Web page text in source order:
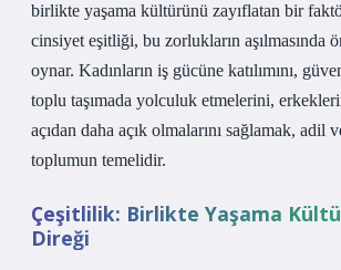
birlikte yaşama kültürünü zayıflatan bir
cinsiyet eşitliği, bu zorlukların aşılmasında
oynar. Kadınların iş gücüne katılımını,
toplu taşımada yolculuk etmelerini,
açıdan daha açık olmalarını sağlamak, adil
toplumun temelidir.
Çeşitlilik: Birlikte Yaşama
Direği